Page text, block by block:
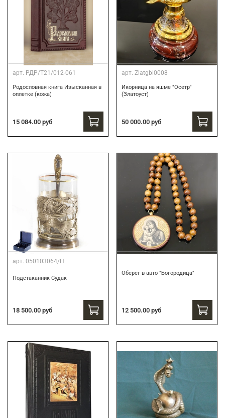
арт. РДР/Т21/012-061
Родословная книга Изысканная в
оплетке (кожа)
15 084.00 руб
арт. Zlatgbi0008
Икорница на яшме "Осетр"
(Златоуст)
50 000.00 руб
арт. 050103064/Н
Подстаканник Судак
18 500.00 руб
Оберег в авто "Богородица"
12 500.00 руб